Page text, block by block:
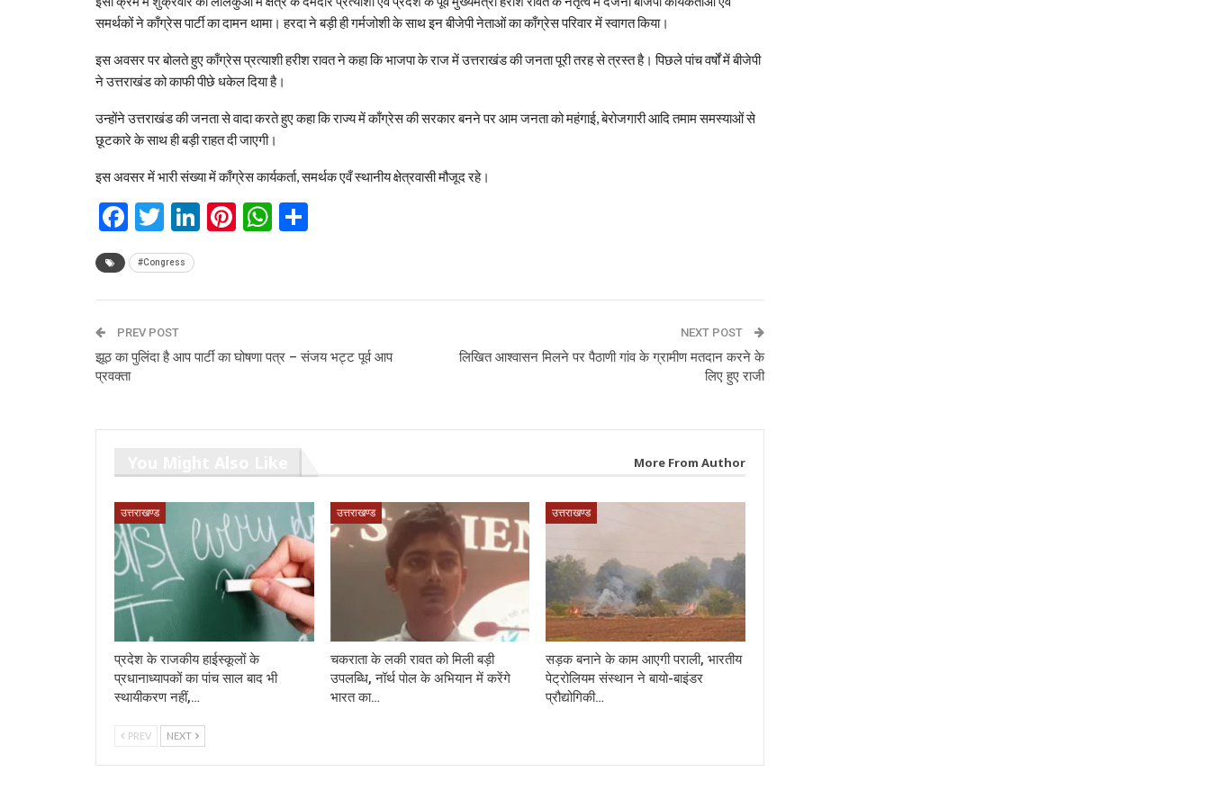
समर्थकों ने काँग्रेस पार्टी का दामन थामा। हरदा ने बड़ी ही गर्मजोशी के साथ इन बीजेपी नेताओं का काँग्रेस परिवार में स्वागत किया।
इस अवसर पर बोलते हुए काँग्रेस प्रत्याशी हरीश रावत ने कहा कि भाजपा के राज में उत्तराखंड की जनता पूरी तरह से त्रस्त है। पिछले पांच वर्षों में बीजेपी
ने उत्तराखंड को काफी पीछे धकेल दिया है।
उन्होंने उत्तराखंड की जनता से वादा करते हुए कहा कि राज्य में काँग्रेस की सरकार बनने पर आम जनता को महंगाई, बेरोजगारी आदि तमाम समस्याओं से
छूटकारे के साथ ही बड़ी राहत दी जाएगी।
इस अवसर में भारी संख्या में काँग्रेस कार्यकर्ता, समर्थक एवँ स्थानीय क्षेत्रवासी मौजूद रहे।
Facebook
Twitter
LinkedIn
Pinterest
WhatsApp
#Congress
PREV POST
झूठ का पुलिंदा है आप पार्टी का घोषणा पत्र – संजय भट्ट पूर्व आप
प्रवक्ता
NEXT POST
लिखित आश्वासन मिलने पर पैठाणी गांव के ग्रामीण मतदान करने के
लिए हुए राजी
More From Author
उत्तराखण्ड
प्रदेश के राजकीय हाईस्कूलों के
प्रधानाध्यापकों का पांच साल बाद भी
स्थायीकरण नहीं,…
उत्तराखण्ड
चकराता के लकी रावत को मिली बड़ी
उपलब्धि, नॉर्थ पोल के अभियान में करेंगे
भारत का…
उत्तराखण्ड
सड़क बनाने के काम आएगी पराली, भारतीय
पेट्रोलियम संस्थान ने बायो-बाइंडर
प्रौद्योगिकी…
PREV NEXT